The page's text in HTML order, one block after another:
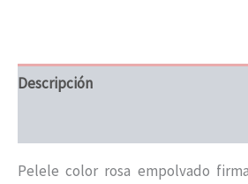
Descripción
Pelele color rosa empolvado